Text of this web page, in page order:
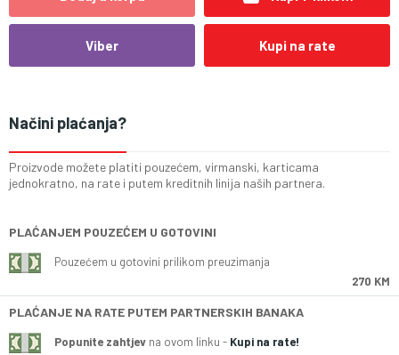
Viber Kupi na rate
Načini plaćanja?
Proizvode možete platiti pouzećem, virmanski, karticama
jednokratno, na rate i putem kreditnih linija naših partnera.
PLAĆANJEM POUZEĆEM U GOTOVINI
Pouzećem u gotovini prilikom preuzimanja
270 KM
PLAĆANJE NA RATE PUTEM PARTNERSKIH BANAKA
Popunite zahtjev na ovom linku - Kupi na rate!